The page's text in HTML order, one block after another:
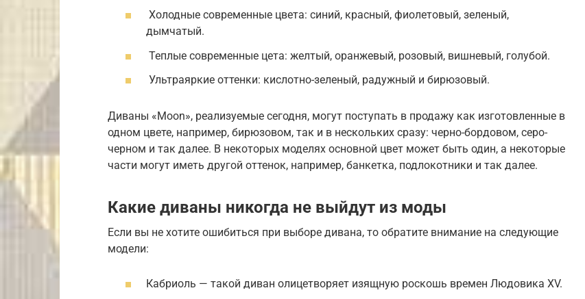
Холодные современные цвета: синий, красный, фиолетовый, зеленый,
дымчатый.
Теплые современные цета: желтый, оранжевый, розовый, вишневый, голубой.
Ультраяркие оттенки: кислотно-зеленый, радужный и бирюзовый.
Диваны «Moon», реализуемые сегодня, могут поступать в продажу как изготовленные в
одном цвете, например, бирюзовом, так и в нескольких сразу: черно-бордовом, серо-
черном и так далее. В некоторых моделях основной цвет может быть один, а некоторые
части могут иметь другой оттенок, например, банкетка, подлокотники и так далее.
Какие диваны никогда не выйдут из моды
Если вы не хотите ошибиться при выборе дивана, то обратите внимание на следующие
модели:
Кабриоль — такой диван олицетворяет изящную роскошь времен Людовика XV.